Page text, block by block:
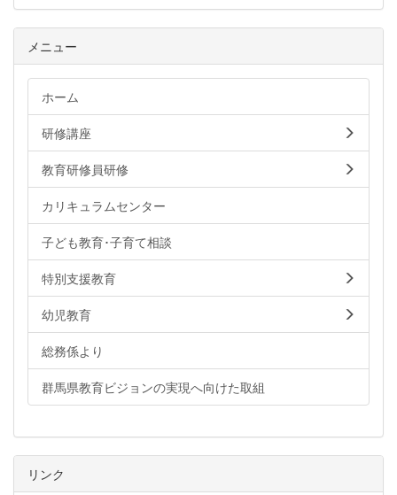
メニュー
ホーム
研修講座
教育研修員研修
カリキュラムセンター
子ども教育･子育て相談
特別支援教育
幼児教育
総務係より
群馬県教育ビジョンの実現へ向けた取組
リンク